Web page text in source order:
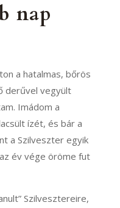
nap
a hatalmas, bőrös
derűvel vegyült
Imádom a
ízét, és bár a
a Szilveszter egyik
év vége öröme fut
Szilvesztereire,